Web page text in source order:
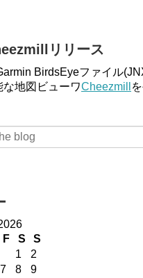
リリース
BirdsEyeファイル
な地図ビューワCheezmill
F S
S
1
2
7 8
9